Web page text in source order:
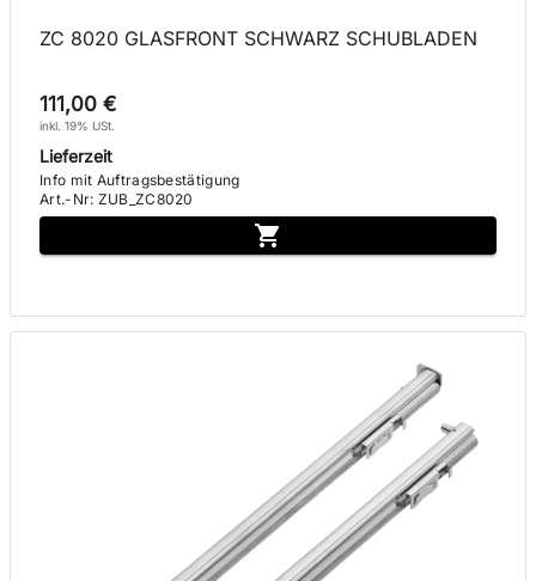
ZC 8020 GLASFRONT SCHWARZ SCHUBLADEN
111,00 €
inkl. 19% USt.
Lieferzeit
Info mit Auftragsbestätigung
Art.-Nr: ZUB_ZC8020